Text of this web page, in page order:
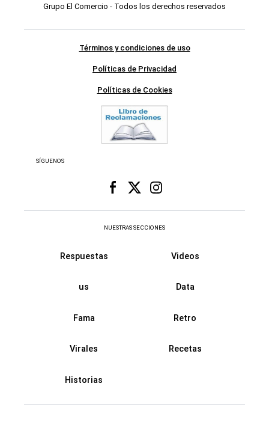
Grupo El Comercio - Todos los derechos reservados
Términos y condiciones de uso
Políticas de Privacidad
Políticas de Cookies
SÍGUENOS
NUESTRAS SECCIONES
Respuestas Videos
us Data
Fama Retro
Virales Recetas
Historias